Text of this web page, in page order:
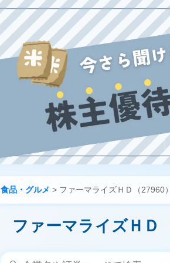
食品・グルメ > ファーマライズＨＤ（27960）
ファーマライズＨＤ